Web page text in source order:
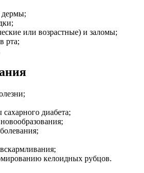
дермы;
или возрастные) и заломы;
рта;
диабета;
келоидных рубцов.